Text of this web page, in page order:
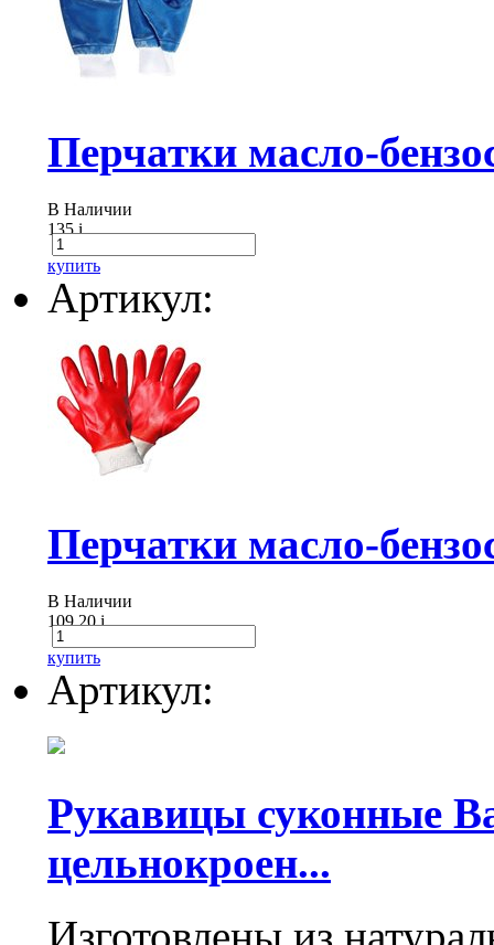
Перчатки масло-
В Наличии
135i
купить
Артикул:
Перчатки масло-
В Наличии
109.20i
купить
Артикул:
Рукавицы суконные
цельнокроен...